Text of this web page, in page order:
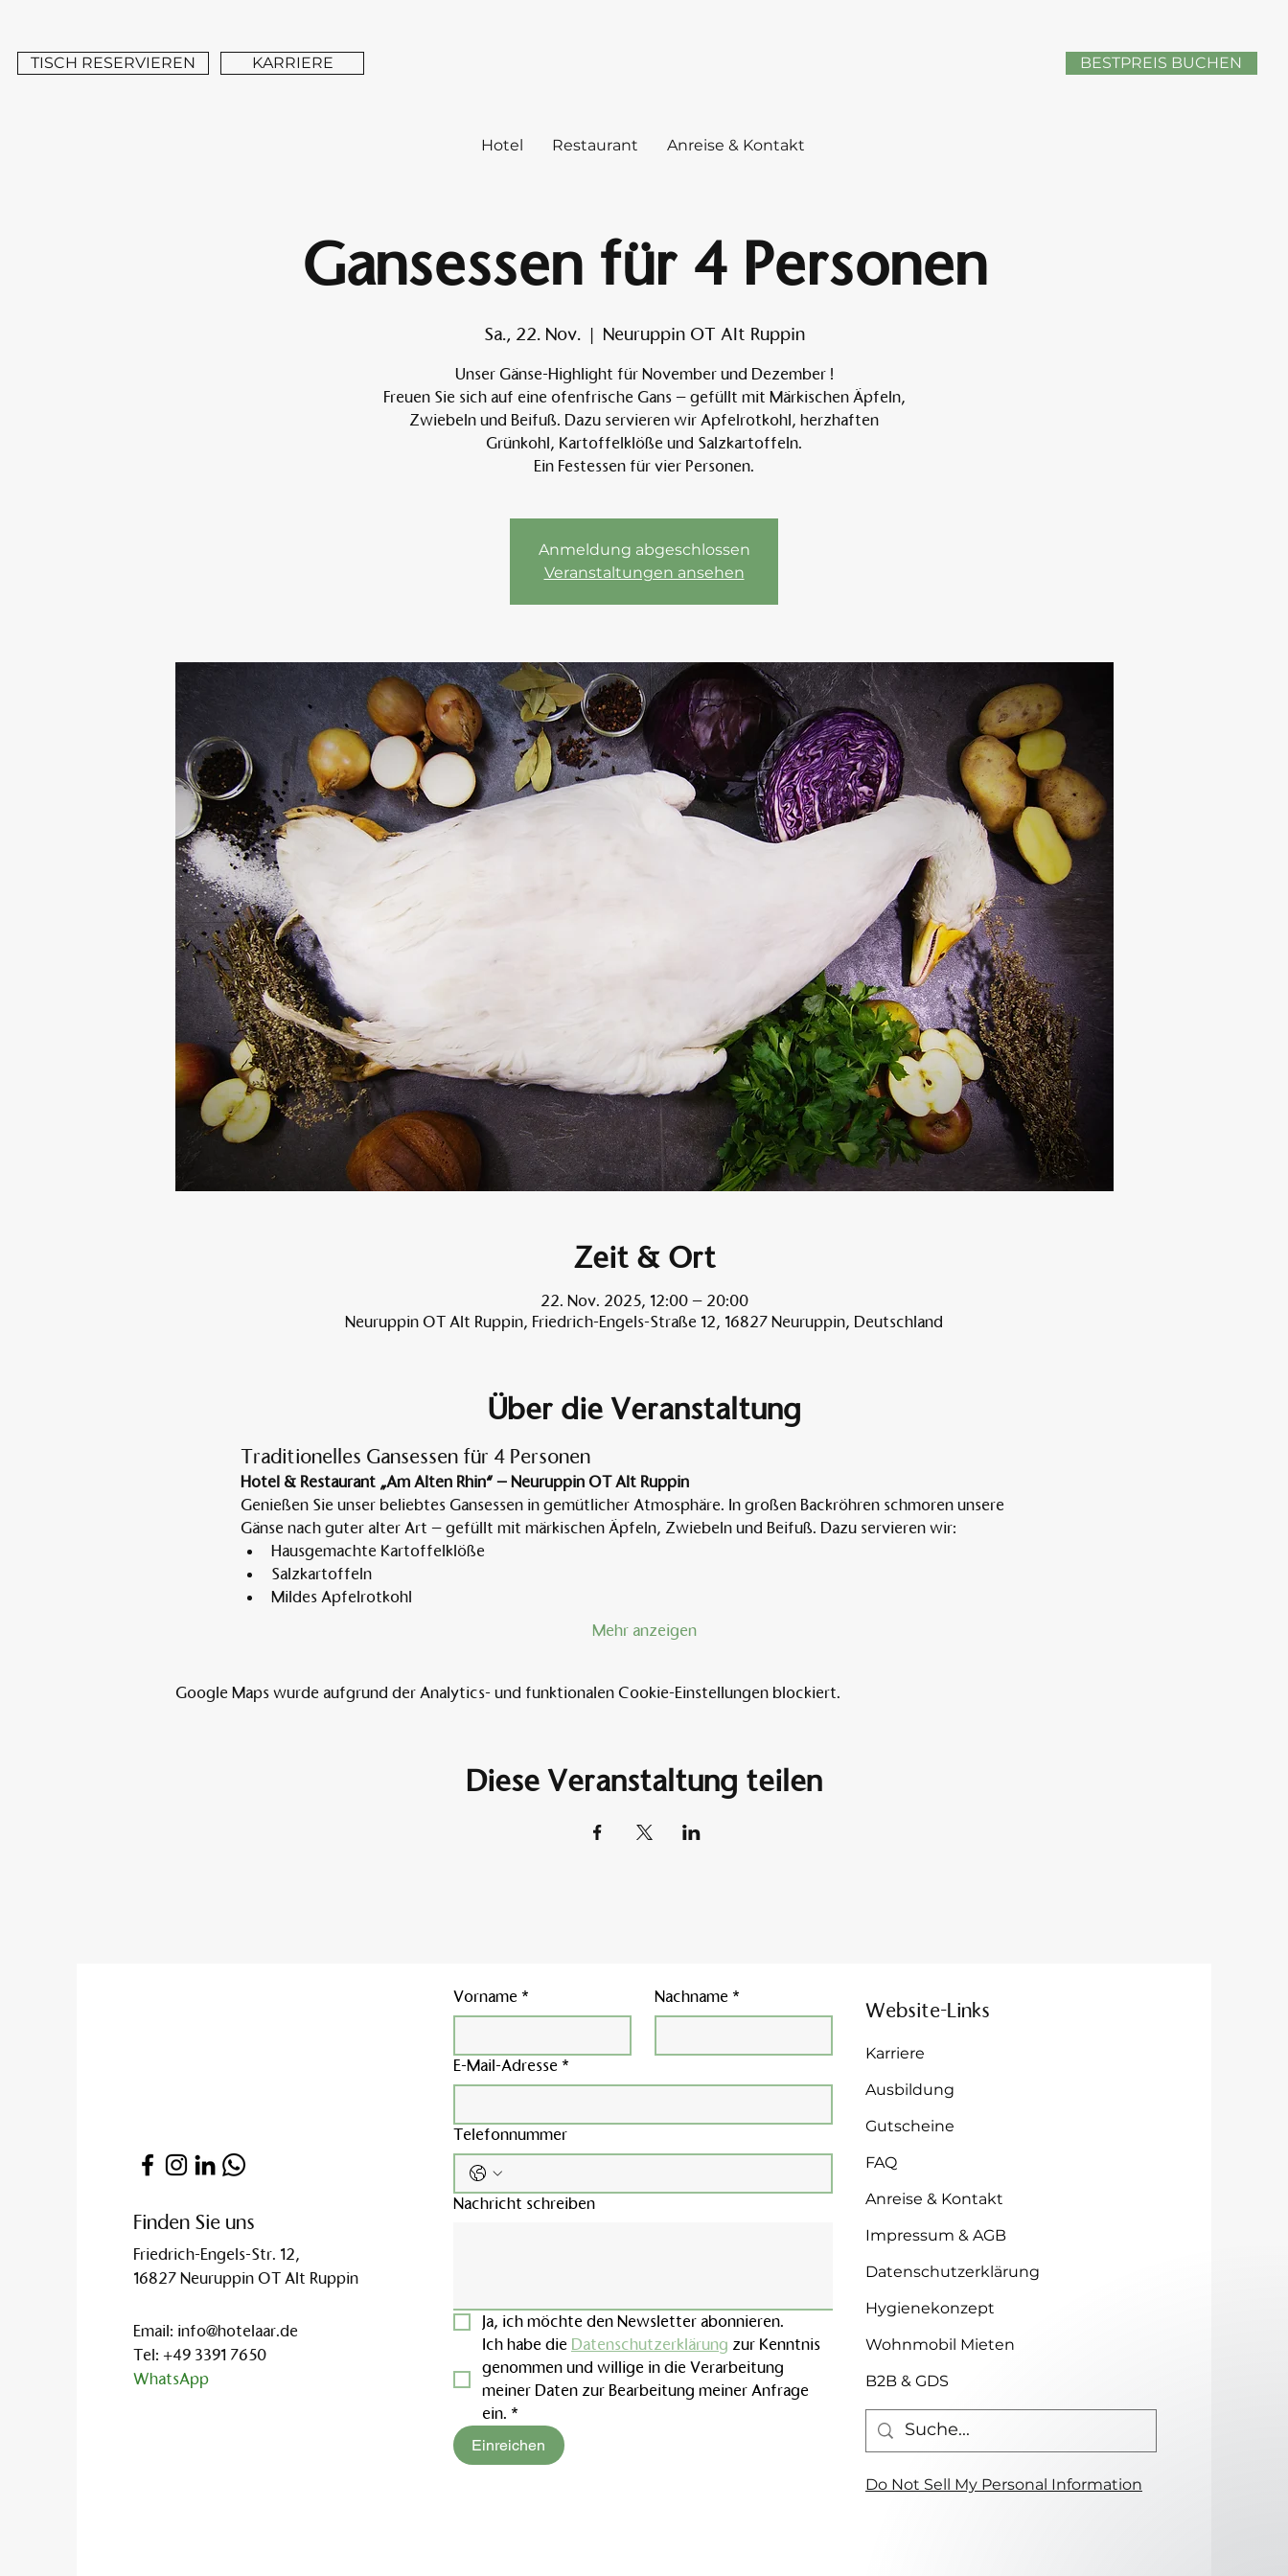
TISCH RESERVIEREN KARRIERE
Am Alten
BESTPREIS BUCHEN
Hotel Restaurant Anreise & Kontakt
Gansessen für 4 Personen
Sa., 22. Nov.
  |
Neuruppin OT Alt Ruppin
Unser Gänse-Highlight für November und Dezember !
Freuen Sie sich auf eine ofenfrische Gans – gefüllt mit Märkischen Äpfeln,
Zwiebeln und Beifuß. Dazu servieren wir Apfelrotkohl, herzhaften
Grünkohl, Kartoffelklöße und Salzkartoffeln.
Ein Festessen für vier Personen.
Anmeldung abgeschlossen
Veranstaltungen ansehen
Zeit & Ort
22. Nov. 2025, 12:00 – 20:00
Neuruppin OT Alt Ruppin, Friedrich-Engels-Straße 12, 16827 Neuruppin, Deutschland
Über die Veranstaltung
Traditionelles Gansessen für 4 Personen
Hotel & Restaurant „Am Alten Rhin“ – Neuruppin OT Alt Ruppin
Genießen Sie unser beliebtes Gansessen in gemütlicher Atmosphäre. In großen Backröhren schmoren unsere
Gänse nach guter alter Art – gefüllt mit märkischen Äpfeln, Zwiebeln und Beifuß. Dazu servieren wir:
Hausgemachte Kartoffelklöße
Salzkartoffeln
Mildes Apfelrotkohl
Mehr anzeigen
Google Maps wurde aufgrund der Analytics- und funktionalen Cookie-Einstellungen blockiert.
Diese Veranstaltung teilen
Finden Sie uns
Friedrich-Engels-Str. 12,
16827 Neuruppin OT Alt Ruppin
Email: info@hotelaar.de
Tel: +49 3391 7650
WhatsApp
Vorname * Nachname *
E-Mail-Adresse *
Telefonnummer
Nachricht schreiben
Ja, ich möchte den Newsletter abonnieren.
Ich habe die Datenschutzerklärung zur Kenntnis
genommen und willige in die Verarbeitung
meiner Daten zur Bearbeitung meiner Anfrage
ein. *
Einreichen
Website-Links
Karriere
Ausbildung
Gutscheine
FAQ
Anreise & Kontakt
Impressum & AGB
Datenschutzerklärung
Hygienekonzept
Wohnmobil Mieten
B2B & GDS
Do Not Sell My Personal Information